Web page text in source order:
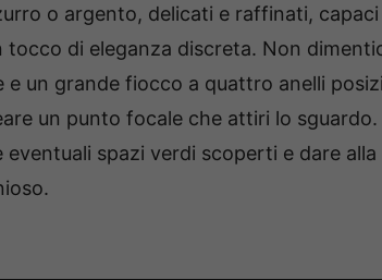
o argento, delicati e raffinati, capaci
di eleganza discreta. Non
un grande fiocco a quattro anelli
un punto focale che attiri lo
spazi verdi scoperti e dare alla